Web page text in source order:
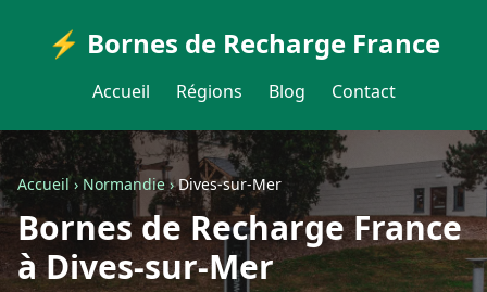
⚡ Bornes de Recharge France
Accueil Régions Blog Contact
Accueil›Normandie›Dives-sur-Mer
Bornes de Recharge France
à Dives-sur-Mer